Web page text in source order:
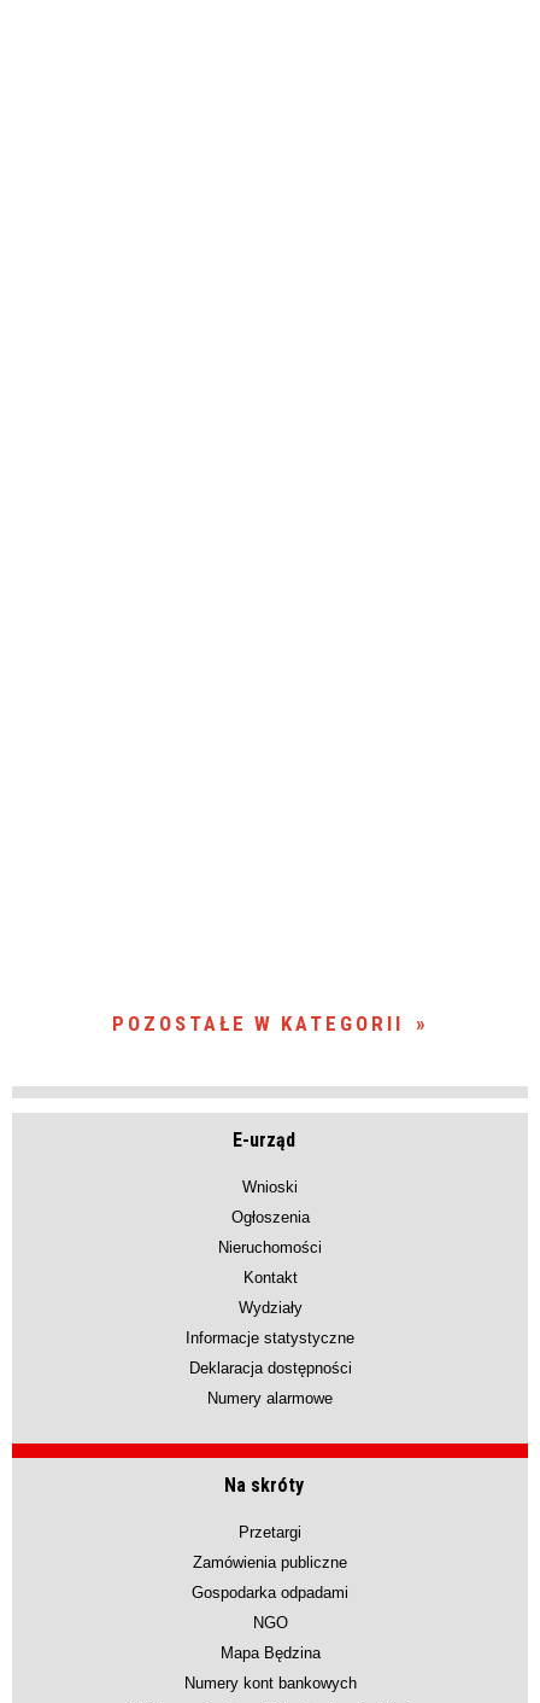
POZOSTAŁE W KATEGORII
E-urząd
Wnioski
Ogłoszenia
Nieruchomości
Kontakt
Wydziały
Informacje statystyczne
Deklaracja dostępności
Numery alarmowe
Na skróty
Przetargi
Zamówienia publiczne
Gospodarka odpadami
NGO
Mapa Będzina
Numery kont bankowych